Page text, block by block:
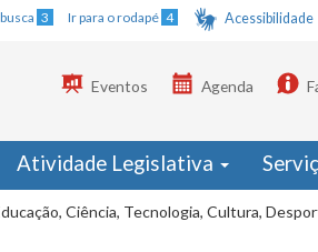
3 Ir para o rodapé 4 Acessibilidade
Eventos Agenda
Atividade Legislativa
Ciência, Tecnologia, Cultura,